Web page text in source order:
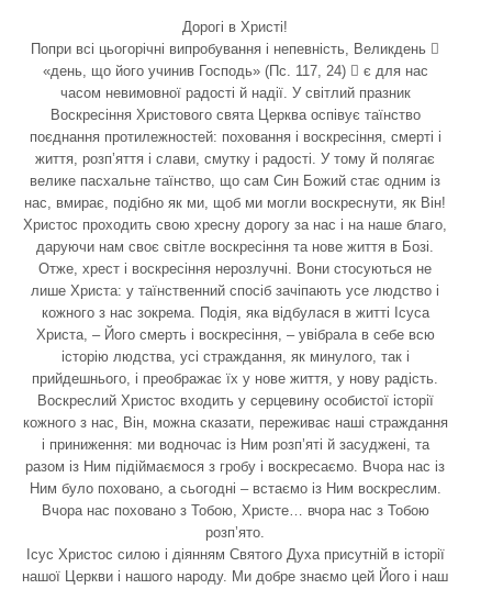
Дорогі в Христі!
Попри всі цьогорічні випробування і непевність, Великдень 
«день, що його учинив Господь» (Пс. 117, 24)  є для нас
часом невимовної радості й надії. У світлий празник
Воскресіння Христового свята Церква оспівує таїнство
поєднання протилежностей: поховання і воскресіння, смерті і
життя, розп’яття і слави, смутку і радості. У тому й полягає
велике пасхальне таїнство, що сам Син Божий стає одним із
нас, вмирає, подібно як ми, щоб ми могли воскреснути, як Він!
Христос проходить свою хресну дорогу за нас і на наше благо,
даруючи нам своє світле воскресіння та нове життя в Бозі.
Отже, хрест і воскресіння нерозлучні. Вони стосуються не
лише Христа: у таїнственний спосіб зачіпають усе людство і
кожного з нас зокрема. Подія, яка відбулася в житті Ісуса
Христа, – Його смерть і воскресіння, – увібрала в себе всю
історію людства, усі страждання, як минулого, так і
прийдешнього, і преображає їх у нове життя, у нову радість.
Воскреслий Христос входить у серцевину особистої історії
кожного з нас, Він, можна сказати, переживає наші страждання
і приниження: ми водночас із Ним розп’яті й засуджені, та
разом із Ним підіймаємося з гробу і воскресаємо. Вчора нас із
Ним було поховано, а сьогодні – встаємо із Ним воскреслим.
Вчора нас поховано з Тобою, Христе… вчора нас з Тобою
розп’ято.
Ісус Христос силою і діянням Святого Духа присутній в історії
нашої Церкви і нашого народу. Ми добре знаємо цей Його і наш